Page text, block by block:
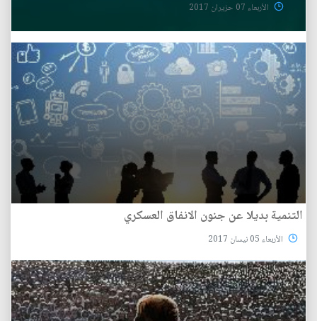
الأربعاء 07 حزيران 2017
التنمية بديلا عن جنون الانفاق العسكري
الأربعاء 05 نيسان 2017